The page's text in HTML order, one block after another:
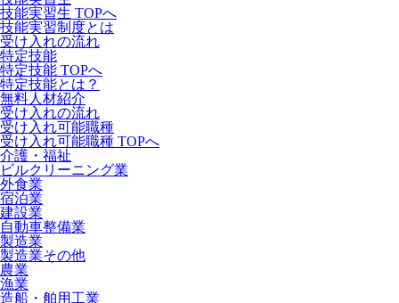
技能実習生 TOPへ
技能実習制度とは
受け入れの流れ
特定技能
特定技能 TOPへ
特定技能とは？
無料人材紹介
受け入れの流れ
受け入れ可能職種
受け入れ可能職種 TOPへ
介護・福祉
ビルクリーニング業
外食業
宿泊業
建設業
自動車整備業
製造業
製造業その他
農業
漁業
造船・舶用工業